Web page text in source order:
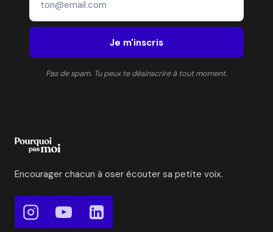
PENDANT
110
JOURSJe m'inscris
Pas de spam. Tu peux te désinscrire à tout moment.
Encourager chacun à oser écouter sa petite voix.